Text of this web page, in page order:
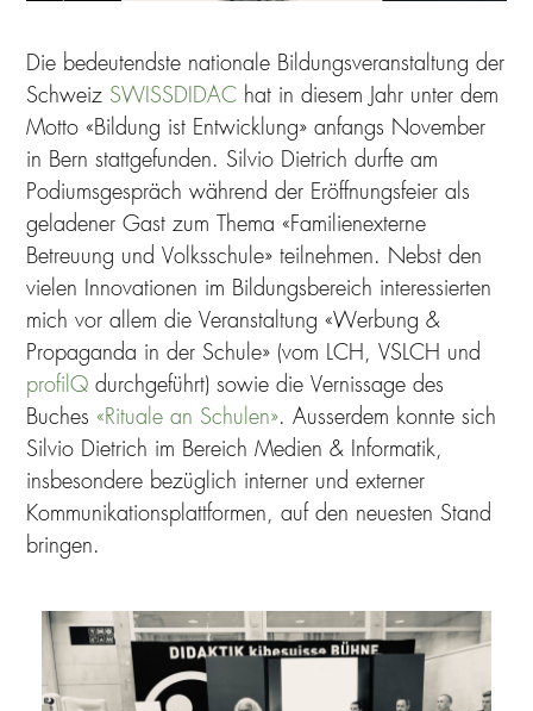
Die bedeutendste nationale Bildungsveranstaltung der
Schweiz SWISSDIDAC hat in diesem Jahr unter dem
Motto «Bildung ist Entwicklung» anfangs November
in Bern stattgefunden. Silvio Dietrich durfte am
Podiumsgespräch während der Eröffnungsfeier als
geladener Gast zum Thema «Familienexterne
Betreuung und Volksschule» teilnehmen. Nebst den
vielen Innovationen im Bildungsbereich interessierten
mich vor allem die Veranstaltung «Werbung &
Propaganda in der Schule» (vom LCH, VSLCH und
profilQ durchgeführt) sowie die Vernissage des
Buches«Rituale an Schulen». Ausserdem konnte sich
Silvio Dietrich im Bereich Medien & Informatik,
insbesondere bezüglich interner und externer
Kommunikationsplattformen, auf den neuesten Stand
bringen.